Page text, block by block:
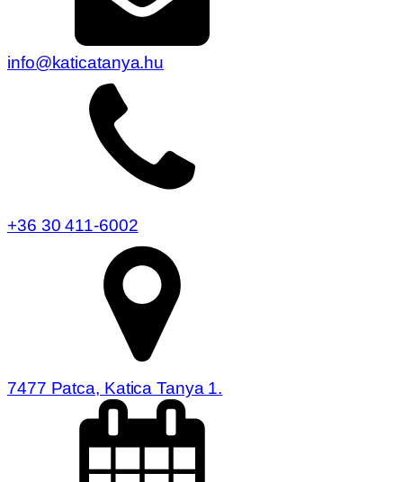
info@katicatanya.hu
+36 30 411-6002
7477 Patca, Katica Tanya 1.